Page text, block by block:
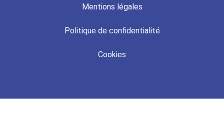
Mentions légales
Politique de confidentialité
Cookies